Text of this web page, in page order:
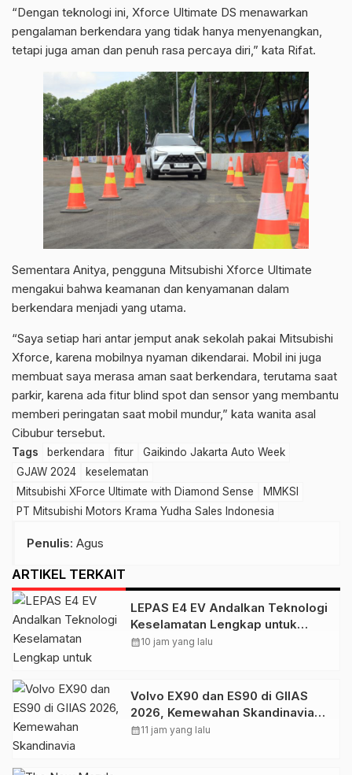
“Dengan teknologi ini, Xforce Ultimate DS menawarkan
pengalaman berkendara yang tidak hanya menyenangkan,
tetapi juga aman dan penuh rasa percaya diri,” kata Rifat.
Sementara Anitya, pengguna Mitsubishi Xforce Ultimate
mengakui bahwa keamanan dan kenyamanan dalam
berkendara menjadi yang utama.
“Saya setiap hari antar jemput anak sekolah pakai Mitsubishi
Xforce, karena mobilnya nyaman dikendarai. Mobil ini juga
membuat saya merasa aman saat berkendara, terutama saat
parkir, karena ada fitur blind spot dan sensor yang membantu
memberi peringatan saat mobil mundur,” kata wanita asal
Cibubur tersebut.
Tags berkendara fitur
Gaikindo Jakarta Auto Week
GJAW 2024
keselematan
Mitsubishi XForce Ultimate with Diamond Sense
MMKSI
PT Mitsubishi Motors Krama Yudha Sales Indonesia
Penulis: Agus
ARTIKEL TERKAIT
LEPAS E4 EV Andalkan Teknologi
Keselamatan Lengkap untuk
Tingkatkan Rasa Percaya Diri
calendar_month10 jam yang lalu
Volvo EX90 dan ES90 di GIIAS
2026, Kemewahan Skandinavia
Berbasis Teknologi dan
calendar_month11 jam yang lalu